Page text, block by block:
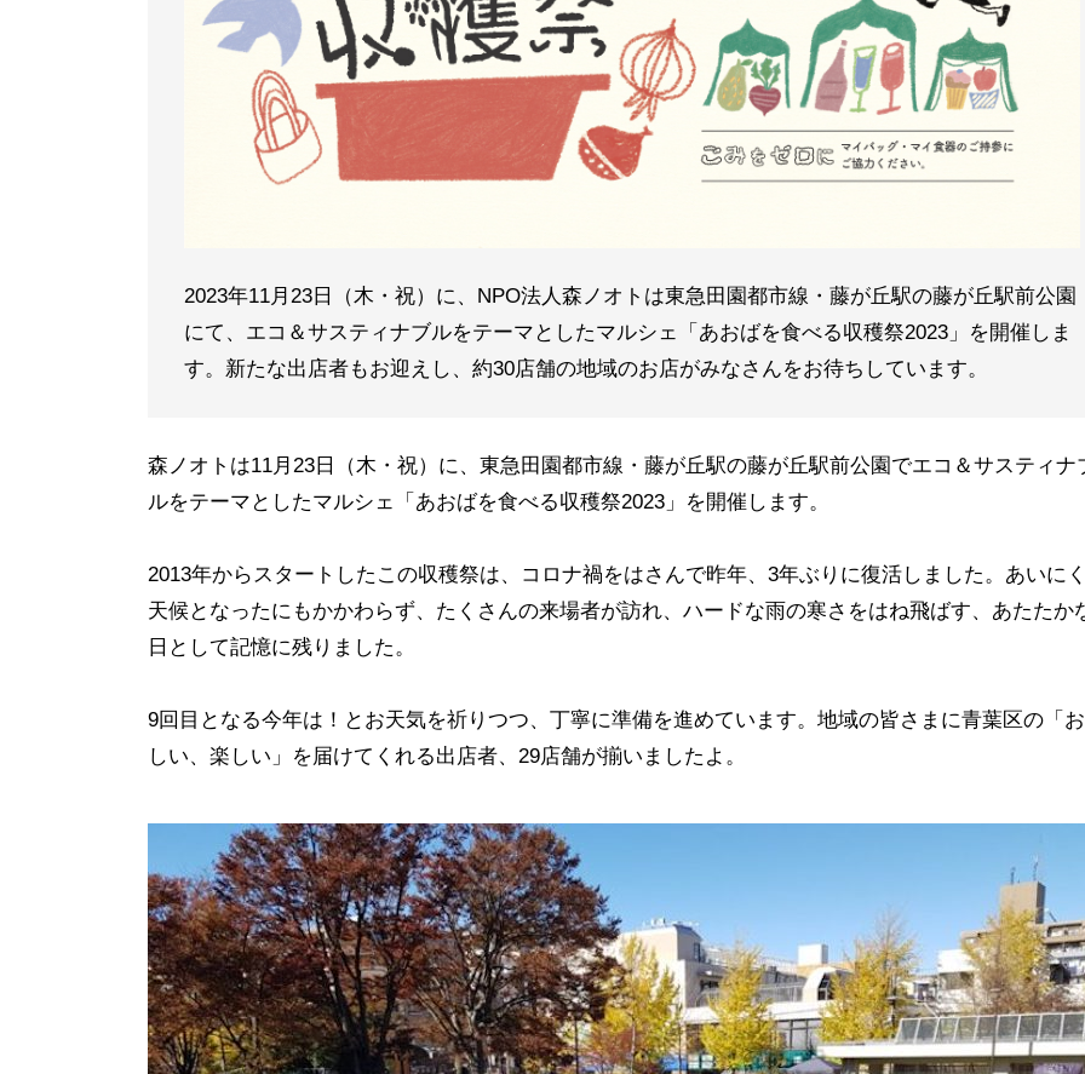
2023年11月23日（木・祝）に、NPO法人森ノオトは東急田園都市線・藤が丘駅の藤が丘駅前公園
にて、エコ＆サスティナブルをテーマとしたマルシェ「あおばを食べる収穫祭2023」を開催しま
す。新たな出店者もお迎えし、約30店舗の地域のお店がみなさんをお待ちしています。
森ノオトは11月23日（木・祝）に、東急田園都市線・藤が丘駅の藤が丘駅前公園でエコ＆サスティナ
ルをテーマとしたマルシェ「あおばを食べる収穫祭2023」を開催します。
2013年からスタートしたこの収穫祭は、コロナ禍をはさんで昨年、3年ぶりに復活しました。あいに
天候となったにもかかわらず、たくさんの来場者が訪れ、ハードな雨の寒さをはね飛ばす、あたたか
日として記憶に残りました。
9回目となる今年は！とお天気を祈りつつ、丁寧に準備を進めています。地域の皆さまに青葉区の「
しい、楽しい」を届けてくれる出店者、29店舗が揃いましたよ。